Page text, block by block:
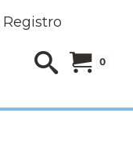
Registro
0